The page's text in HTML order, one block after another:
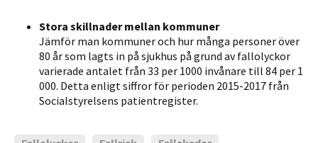
Stora skillnader mellan kommuner
Jämför man kommuner och hur många personer över
80 år som lagts in på sjukhus på grund av fallolyckor
varierade antalet från 33 per 1000 invånare till 84 per 1
000. Detta enligt siffror för perioden 2015-2017 från
Socialstyrelsens patientregister.